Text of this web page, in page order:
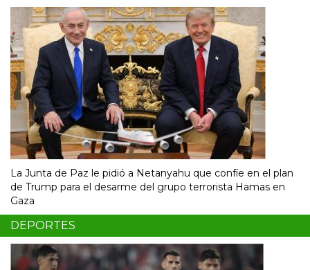
La Junta de Paz le pidió a Netanyahu que confíe en el plan
de Trump para el desarme del grupo terrorista Hamas en
Gaza
DEPORTES